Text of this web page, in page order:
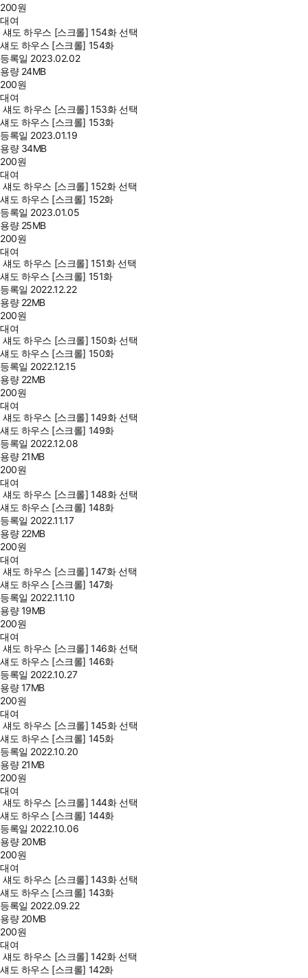
200원
대여
섀도 하우스 [스크롤] 154화 선택
섀도 하우스 [스크롤] 154화
등록일 2023.02.02
용량 24MB
200원
대여
섀도 하우스 [스크롤] 153화 선택
섀도 하우스 [스크롤] 153화
등록일 2023.01.19
용량 34MB
200원
대여
섀도 하우스 [스크롤] 152화 선택
섀도 하우스 [스크롤] 152화
등록일 2023.01.05
용량 25MB
200원
대여
섀도 하우스 [스크롤] 151화 선택
섀도 하우스 [스크롤] 151화
등록일 2022.12.22
용량 22MB
200원
대여
섀도 하우스 [스크롤] 150화 선택
섀도 하우스 [스크롤] 150화
등록일 2022.12.15
용량 22MB
200원
대여
섀도 하우스 [스크롤] 149화 선택
섀도 하우스 [스크롤] 149화
등록일 2022.12.08
용량 21MB
200원
대여
섀도 하우스 [스크롤] 148화 선택
섀도 하우스 [스크롤] 148화
등록일 2022.11.17
용량 22MB
200원
대여
섀도 하우스 [스크롤] 147화 선택
섀도 하우스 [스크롤] 147화
등록일 2022.11.10
용량19MB
200원
대여
섀도 하우스 [스크롤] 146화 선택
섀도 하우스 [스크롤] 146화
등록일 2022.10.27
용량17MB
200원
대여
섀도 하우스 [스크롤] 145화 선택
섀도 하우스 [스크롤] 145화
등록일 2022.10.20
용량 21MB
200원
대여
섀도 하우스 [스크롤] 144화 선택
섀도 하우스 [스크롤] 144화
등록일 2022.10.06
용량 20MB
200원
대여
섀도 하우스 [스크롤] 143화 선택
섀도 하우스 [스크롤] 143화
등록일 2022.09.22
용량 20MB
200원
대여
섀도 하우스 [스크롤] 142화 선택
섀도 하우스 [스크롤] 142화